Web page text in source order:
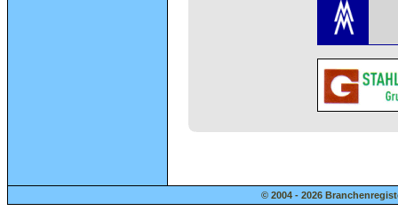
© 2004 - 2026